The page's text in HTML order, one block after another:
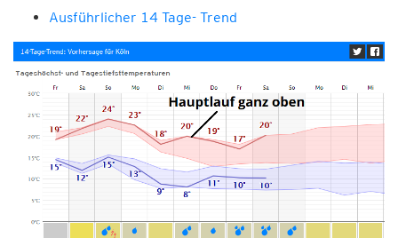
Ausführlicher 14 Tage- Trend